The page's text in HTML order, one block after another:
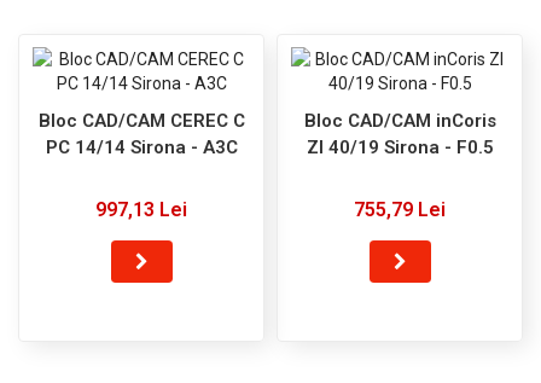
Bloc CAD/CAM CEREC C
PC 14/14 Sirona - A3C
997,13 Lei
Bloc CAD/CAM inCoris
ZI 40/19 Sirona - F0.5
755,79 Lei